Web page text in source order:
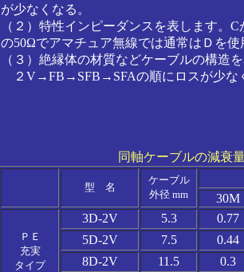
が少なくなる。
（２）特性インピーダンスを表します。
の50Ωでアマチュア無線では通常はＤを使
（３）絶縁体の材質などケーブルの構造
２V→FB→SFB→SFAの順にロスが少な
同軸ケーブルの減衰
型 名
ケーブル
外径 mm
30M
ＰＥ
充実
タイプ
3D-2V 5.3
0.77
5D-2V
7.5
0.44
8D-2V
11.5
0.3